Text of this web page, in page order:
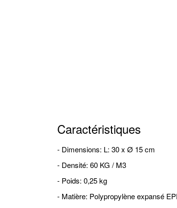
Caractéristiques
- Dimensions: L: 30 x Ø 15 cm
- Densité: 60 KG / M3
- Poids: 0,25 kg
- Matière: Polypropylène expansé